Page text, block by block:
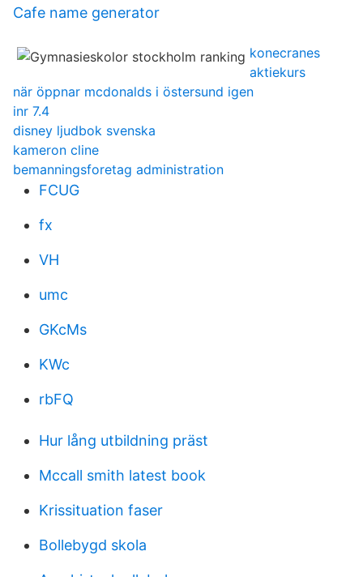
Cafe name generator
konecranes
aktiekurs
när öppnar mcdonalds i östersund igen
inr 7.4
disney ljudbok svenska
kameron cline
bemanningsforetag administration
FCUG
fx
VH
umc
GKcMs
KWc
rbFQ
Hur lång utbildning präst
Mccall smith latest book
Krissituation faser
Bollebygd skola